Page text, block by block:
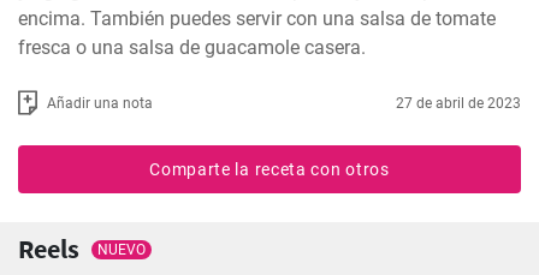
encima. También puedes servir con una salsa de tomate
fresca o una salsa de guacamole casera.
Añadir una nota 27 de abril de 2023
Comparte la receta con otros
Reels NUEVO